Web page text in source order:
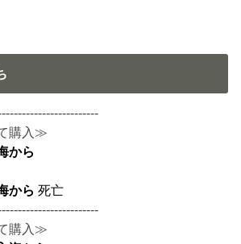
購入≫
から
から死亡
購入≫